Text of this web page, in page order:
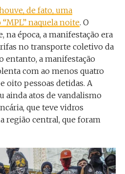
de fato, uma
naquela noite. O
na época, a manifestação era
no transporte coletivo da
entanto, a manifestação
com ao menos quatro
oito pessoas detidas. A
ainda atos de vandalismo
que teve vidros
região central, que foram